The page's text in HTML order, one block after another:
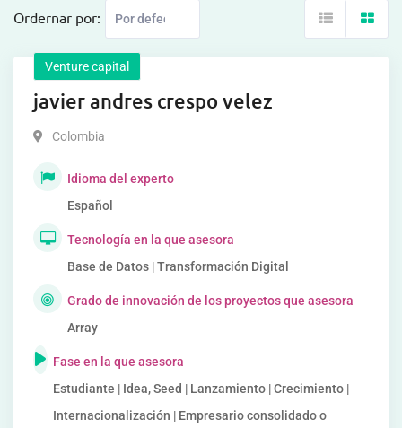
Ordernar por:
Venture capital
javier andres crespo velez
Colombia
Idioma del experto
Español
Tecnología en la que asesora
Base de Datos | Transformación Digital
Grado de innovación de los proyectos que asesora
Array
Fase en la que asesora
Estudiante | Idea, Seed | Lanzamiento | Crecimiento |
Internacionalización | Empresario consolidado o